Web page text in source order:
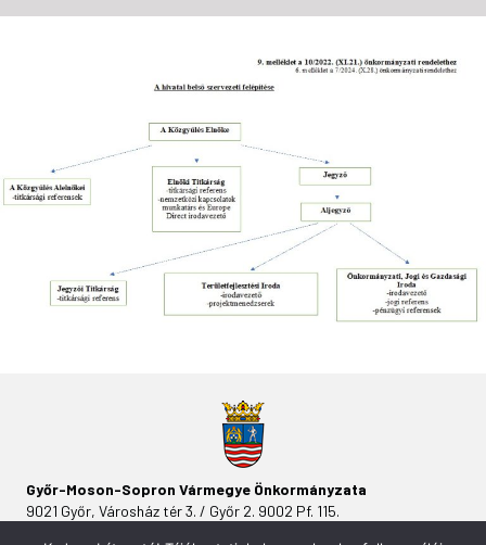
Győr-Moson-Sopron Vármegye Önkormányzata
9021 Győr, Városház tér 3. / Győr 2. 9002 Pf. 115.